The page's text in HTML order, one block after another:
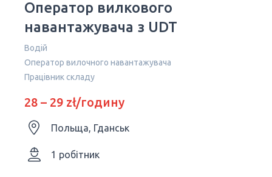
Оператор вилкового
навантажувача з UDT
Водій
Оператор вилочного навантажувача
Працівник складу
28 – 29 zł/годину
Польща, Гданськ
1 робітник